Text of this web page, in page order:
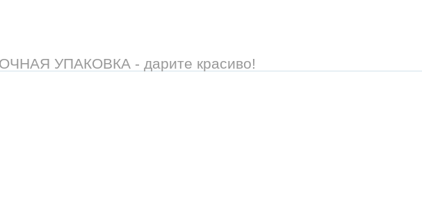
УПАКОВКА - дарите красиво!